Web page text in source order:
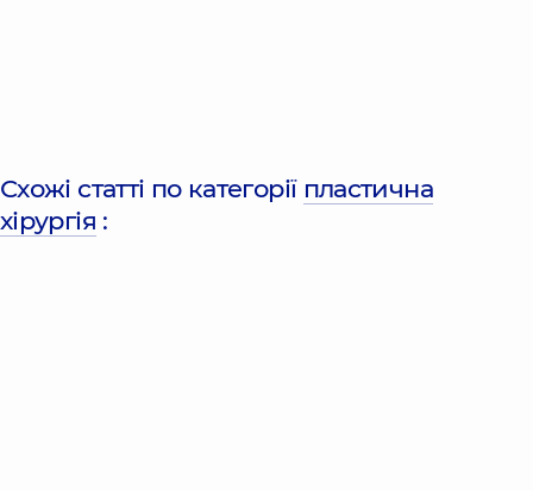
Схожі статті по категорії пластична
хірургія :